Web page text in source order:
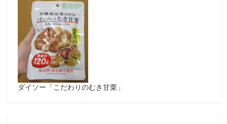
ダイソー「こだわりのむき甘栗」